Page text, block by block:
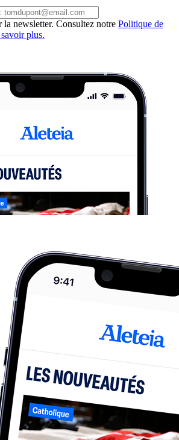
la newsletter. Consultez notre Politique de
plus.